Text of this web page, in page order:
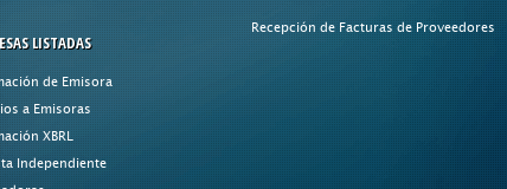
LISTADAS
de Emisora
a Emisoras
XBRL
Independiente
Recepción de Facturas de Proveedores